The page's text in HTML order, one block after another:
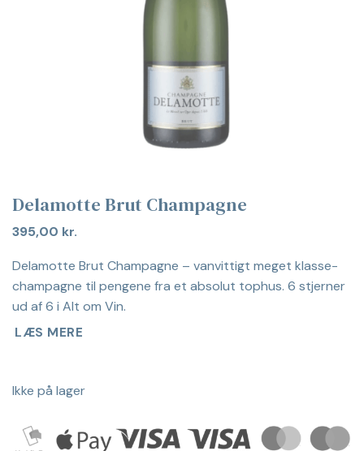
Delamotte Brut Champagne
395,00 kr.
Delamotte Brut Champagne – vanvittigt meget klasse-
champagne til pengene fra et absolut tophus. 6 stjerner
ud af 6 i Alt om Vin.
LÆS MERE
Ikke på lager